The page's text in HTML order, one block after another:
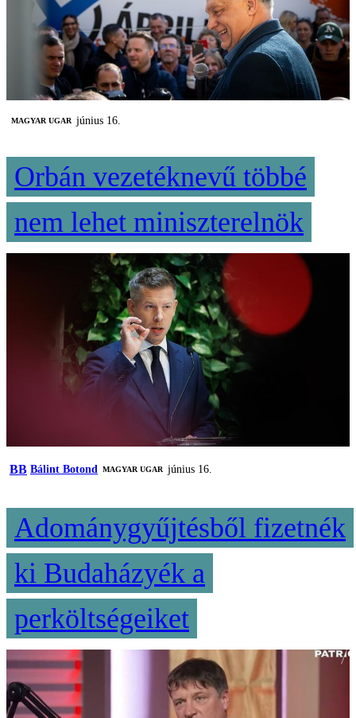
MAGYAR UGAR június 16.
Orbán vezetéknevű többé
nem lehet miniszterelnök
BB Bálint Botond MAGYAR UGAR június 16.
Adománygyűjtésből fizetnék
ki Budaházyék a
perköltségeiket